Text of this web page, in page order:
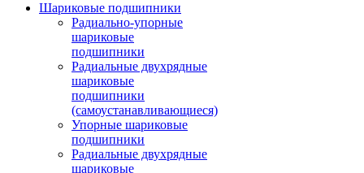
Шариковые подшипники
Радиально-упорные
шариковые
подшипники
Радиальные двухрядные
шариковые
подшипники
(самоустанавливающиеся)
Упорные шариковые
подшипники
Радиальные двухрядные
шариковые